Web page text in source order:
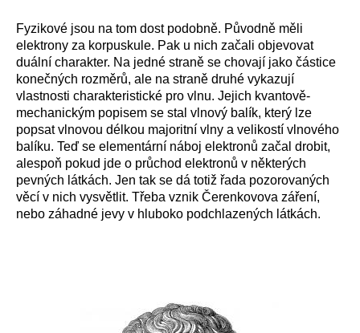
Fyzikové jsou na tom dost podobně. Původně měli
elektrony za korpuskule. Pak u nich začali objevovat
duální charakter. Na jedné straně se chovají jako částice
konečných rozměrů, ale na straně druhé vykazují
vlastnosti charakteristické pro vlnu. Jejich kvantově-
mechanickým popisem se stal vlnový balík, který lze
popsat vlnovou délkou majoritní vlny a velikostí vlnového
balíku. Teď se elementární náboj elektronů začal drobit,
alespoň pokud jde o průchod elektronů v některých
pevných látkách. Jen tak se dá totiž řada pozorovaných
věcí v nich vysvětlit. Třeba vznik Čerenkovova záření,
nebo záhadné jevy v hluboko podchlazených látkách.